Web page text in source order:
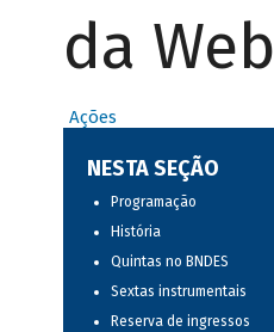
da Web
Ações
NESTA SEÇÃO
Programação
História
Quintas no BNDES
Sextas instrumentais
Reserva de ingressos